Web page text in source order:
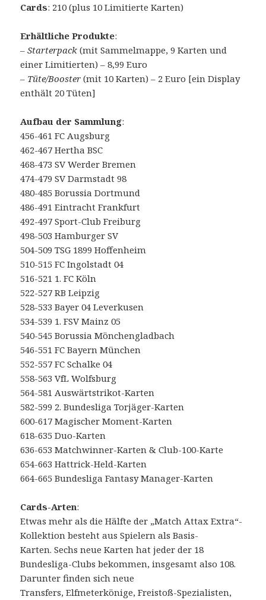
Cards: 210 (plus 10 Limitierte Karten)
Erhältliche Produkte:
– Starterpack (mit Sammelmappe, 9 Karten und
einer Limitierten) – 8,99 Euro
– Tüte/Booster (mit 10 Karten) – 2 Euro [ein Display
enthält 20 Tüten]
Aufbau der Sammlung:
456-461 FC Augsburg
462-467 Hertha BSC
468-473 SV Werder Bremen
474-479 SV Darmstadt 98
480-485 Borussia Dortmund
486-491 Eintracht Frankfurt
492-497 Sport-Club Freiburg
498-503 Hamburger SV
504-509 TSG 1899 Hoffenheim
510-515 FC Ingolstadt 04
516-521 1. FC Köln
522-527 RB Leipzig
528-533 Bayer 04 Leverkusen
534-539 1. FSV Mainz 05
540-545 Borussia Mönchengladbach
546-551 FC Bayern München
552-557 FC Schalke 04
558-563 VfL Wolfsburg
564-581 Auswärtstrikot-Karten
582-599 2. Bundesliga Torjäger-Karten
600-617 Magischer Moment-Karten
618-635 Duo-Karten
636-653 Matchwinner-Karten & Club-100-Karte
654-663 Hattrick-Held-Karten
664-665 Bundesliga Fantasy Manager-Karten
Cards-Arten:
Etwas mehr als die Hälfte der „Match Attax Extra“-
Kollektion besteht aus Spielern als Basis-
Karten. Sechs neue Karten hat jeder der 18
Bundesliga-Clubs bekommen, insgesamt also 108.
Darunter finden sich neue
Transfers, Elfmeterkönige, Freistoß-Spezialisten,